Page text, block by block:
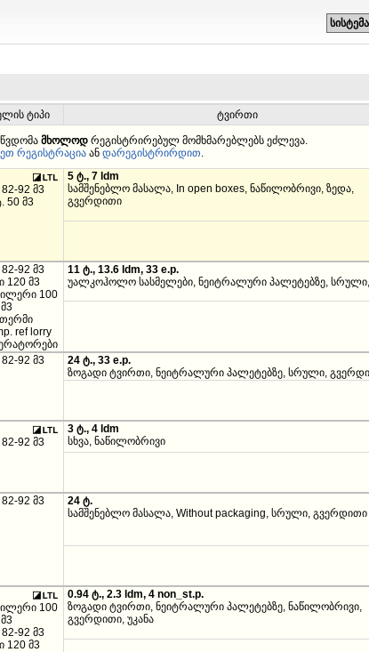
ტიპი ტვირთი
მხოლოდრეგისტრირებულ მომხმარებლებს ეძლევა.
რეგისტრაციაან დარეგისტრირდით.
92 მ3
50 მ3
5 ტ., 7 ldm
სამშენებლო მასალა, In open boxes, ნაწილობრივი, ზედა,
გვერდითი
92 მ3
120 მ3
100
მ3
ref lorry
11 ტ., 13.6 ldm, 33 e.p.
უალკოჰოლო სასმელები, ნეიტრალური პალეტებზე, სრული,
92 მ3
24 ტ., 33 e.p.
ზოგადი ტვირთი, ნეიტრალური პალეტებზე, სრული,
92 მ3
3 ტ., 4 ldm
სხვა, ნაწილობრივი
92 მ3
24 ტ.
სამშენებლო მასალა, Without packaging, სრული, გვერდითი
100
მ3
92 მ3
120 მ3
0.94 ტ., 2.3 ldm, 4 non_st.p.
ზოგადი ტვირთი, ნეიტრალური პალეტებზე, ნაწილობრივი,
გვერდითი, უკანა